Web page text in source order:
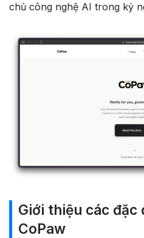
chủ công nghệ AI trong kỷ
Giới thiệu các đặc
CoPaw